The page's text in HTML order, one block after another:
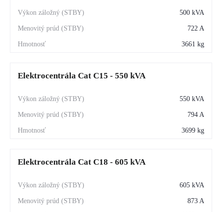
500 kVA
722 A
3661 kg
Elektrocentrála Cat C15 - 550 kVA
550 kVA
794 A
3699 kg
Elektrocentrála Cat C18 - 605 kVA
605 kVA
873 A